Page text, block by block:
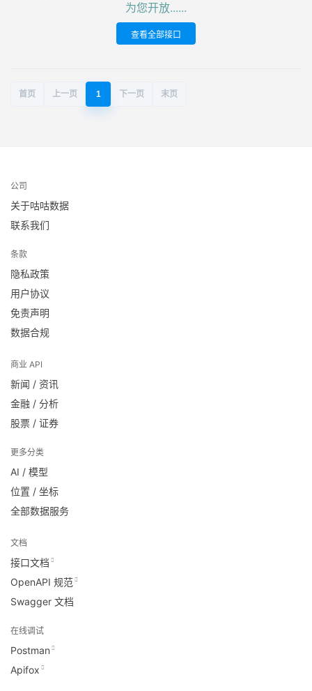
为您开放......
查看全部接口
首页 上一页 1 下一页 末页
公司
关于咕咕数据
联系我们
条款
隐私政策
用户协议
免责声明
数据合规
商业 API
新闻 / 资讯
金融 / 分析
股票 / 证券
更多分类
AI / 模型
位置 / 坐标
全部数据服务
文档
接口文档
OpenAPI 规范
Swagger 文档
在线调试
Postman
Apifox